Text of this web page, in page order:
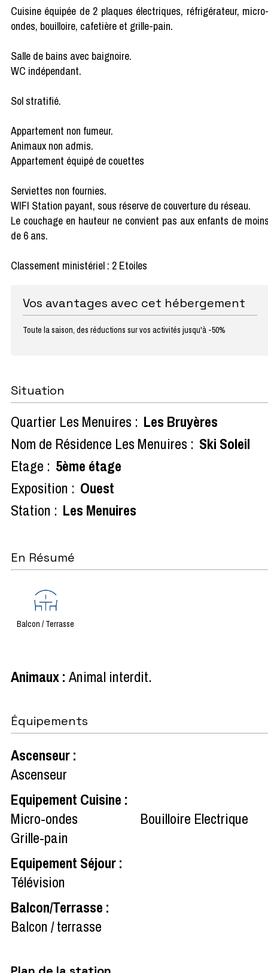
Cuisine équipée de 2 plaques électriques, réfrigérateur,
ondes, bouilloire, cafetière et grille-pain.
Salle de bains avec baignoire.
WC indépendant.
Sol stratifié.
Appartement non fumeur.
Animaux non admis.
Appartement équipé de couettes
Serviettes non fournies.
WIFI Station payant, sous réserve de couverture du réseau.
Le couchage en hauteur ne convient pas aux enfants de
de 6 ans.
Classement ministériel : 2 Etoiles
Vos avantages avec cet hébergement
Toute la saison, des réductions sur vos activités jusqu'à -50%
Situation
Quartier Les Menuires : Les Bruyères
Nom de Résidence Les Menuires : Ski Soleil
Etage : 5ème étage
Exposition : Ouest
Station : Les Menuires
En Résumé
Balcon / Terrasse
Animaux: Animal interdit
Équipements
Ascenseur:
Ascenseur
Equipement Cuisine :
Micro-ondes
Bouilloire Electrique
Grille-pain
Equipement Séjour:
Télévision
Balcon/Terrasse :
Balcon / terrasse